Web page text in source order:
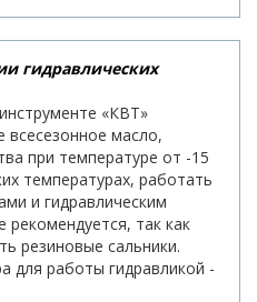
гидравлических
«КВТ»
всесезонное масло,
при температуре от -15
температурах, работать
и гидравлическим
так как
резиновые сальники.
для работы гидравликой -